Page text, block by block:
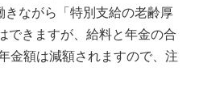
きながら「特別支給の老齢厚
できますが、給料と年金の合
金額は減額されますので、注